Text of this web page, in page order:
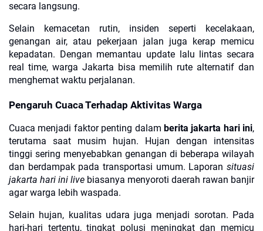
secara langsung.
Selain kemacetan rutin, insiden seperti kecelakaan,
genangan air, atau pekerjaan jalan juga kerap memicu
kepadatan. Dengan memantau update lalu lintas secara
real time, warga Jakarta bisa memilih rute alternatif dan
menghemat waktu perjalanan.
Pengaruh Cuaca Terhadap Aktivitas Warga
Cuaca menjadi faktor penting dalam berita jakarta hari ini,
terutama saat musim hujan. Hujan dengan intensitas
tinggi sering menyebabkan genangan di beberapa wilayah
dan berdampak pada transportasi umum. Laporan situasi
jakarta hari ini live biasanya menyoroti daerah rawan banjir
agar warga lebih waspada.
Selain hujan, kualitas udara juga menjadi sorotan. Pada
hari-hari tertentu, tingkat polusi meningkat dan memicu